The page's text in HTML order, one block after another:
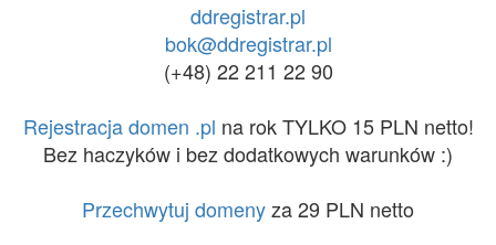
ddregistrar.pl
bok@ddregistrar.pl
(+48) 22 211 22 90
Rejestracja domen .pl na rok TYLKO 15 PLN netto!
Bez haczyków i bez dodatkowych warunków :)
Przechwytuj domenyza 29 PLN netto